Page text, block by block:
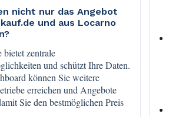
nicht nur das Angebot
und aus Locarno
bietet zentrale
und schützt Ihre Daten.
können Sie weitere
erreichen und Angebote
Sie den bestmöglichen Preis